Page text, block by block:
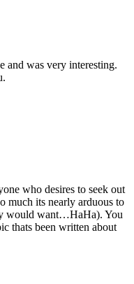
and was very interesting.
who desires to seek out
much its nearly arduous to
would want…HaHa). You
thats been written about